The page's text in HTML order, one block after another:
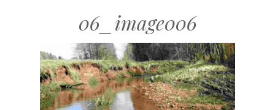
06_image006